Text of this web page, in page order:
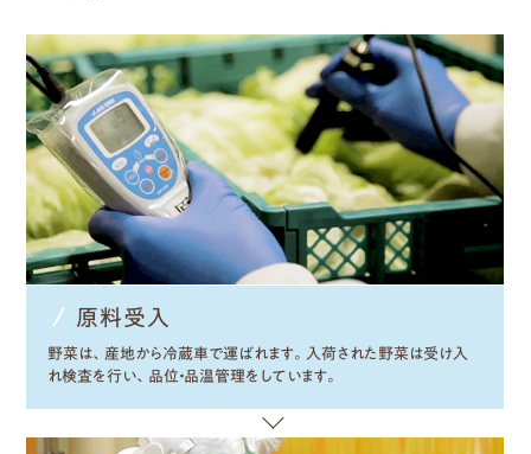
原料受入
野菜は、産地から冷蔵車で運ばれます。入荷された野菜は受け入
れ検査を行い、品位・品温管理をしています。